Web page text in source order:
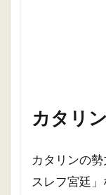
カタリ
カタリンの
スレフ宮廷